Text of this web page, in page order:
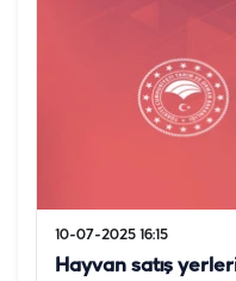
10-07-2025 16:15
Hayvan satış